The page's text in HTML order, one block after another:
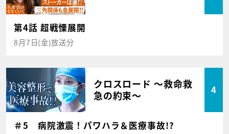
第4話 超戦慄展開
8月7日(金)放送分
クロスロード ～救命救
急の約束～
4
＃5 病院激震！パワハラ＆医療事故!?